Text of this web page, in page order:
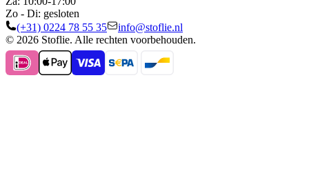
Zo - Di: gesloten
(+31) 0224 78 55 35
info@stoflie.nl
© 2026 Stoflie. Alle rechten voorbehouden.